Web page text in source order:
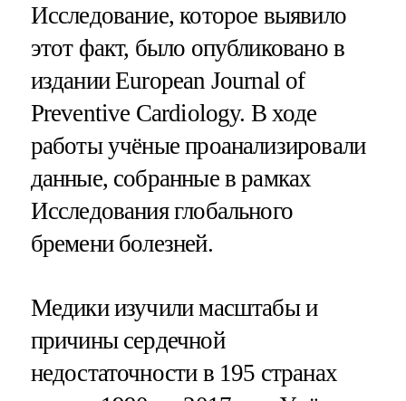
Исследование, которое выявило
этот факт, было опубликовано в
издании European Journal of
Preventive Cardiology. В ходе
работы учёные проанализировали
данные, собранные в рамках
Исследования глобального
бремени болезней.
Медики изучили масштабы и
причины сердечной
недостаточности в 195 странах